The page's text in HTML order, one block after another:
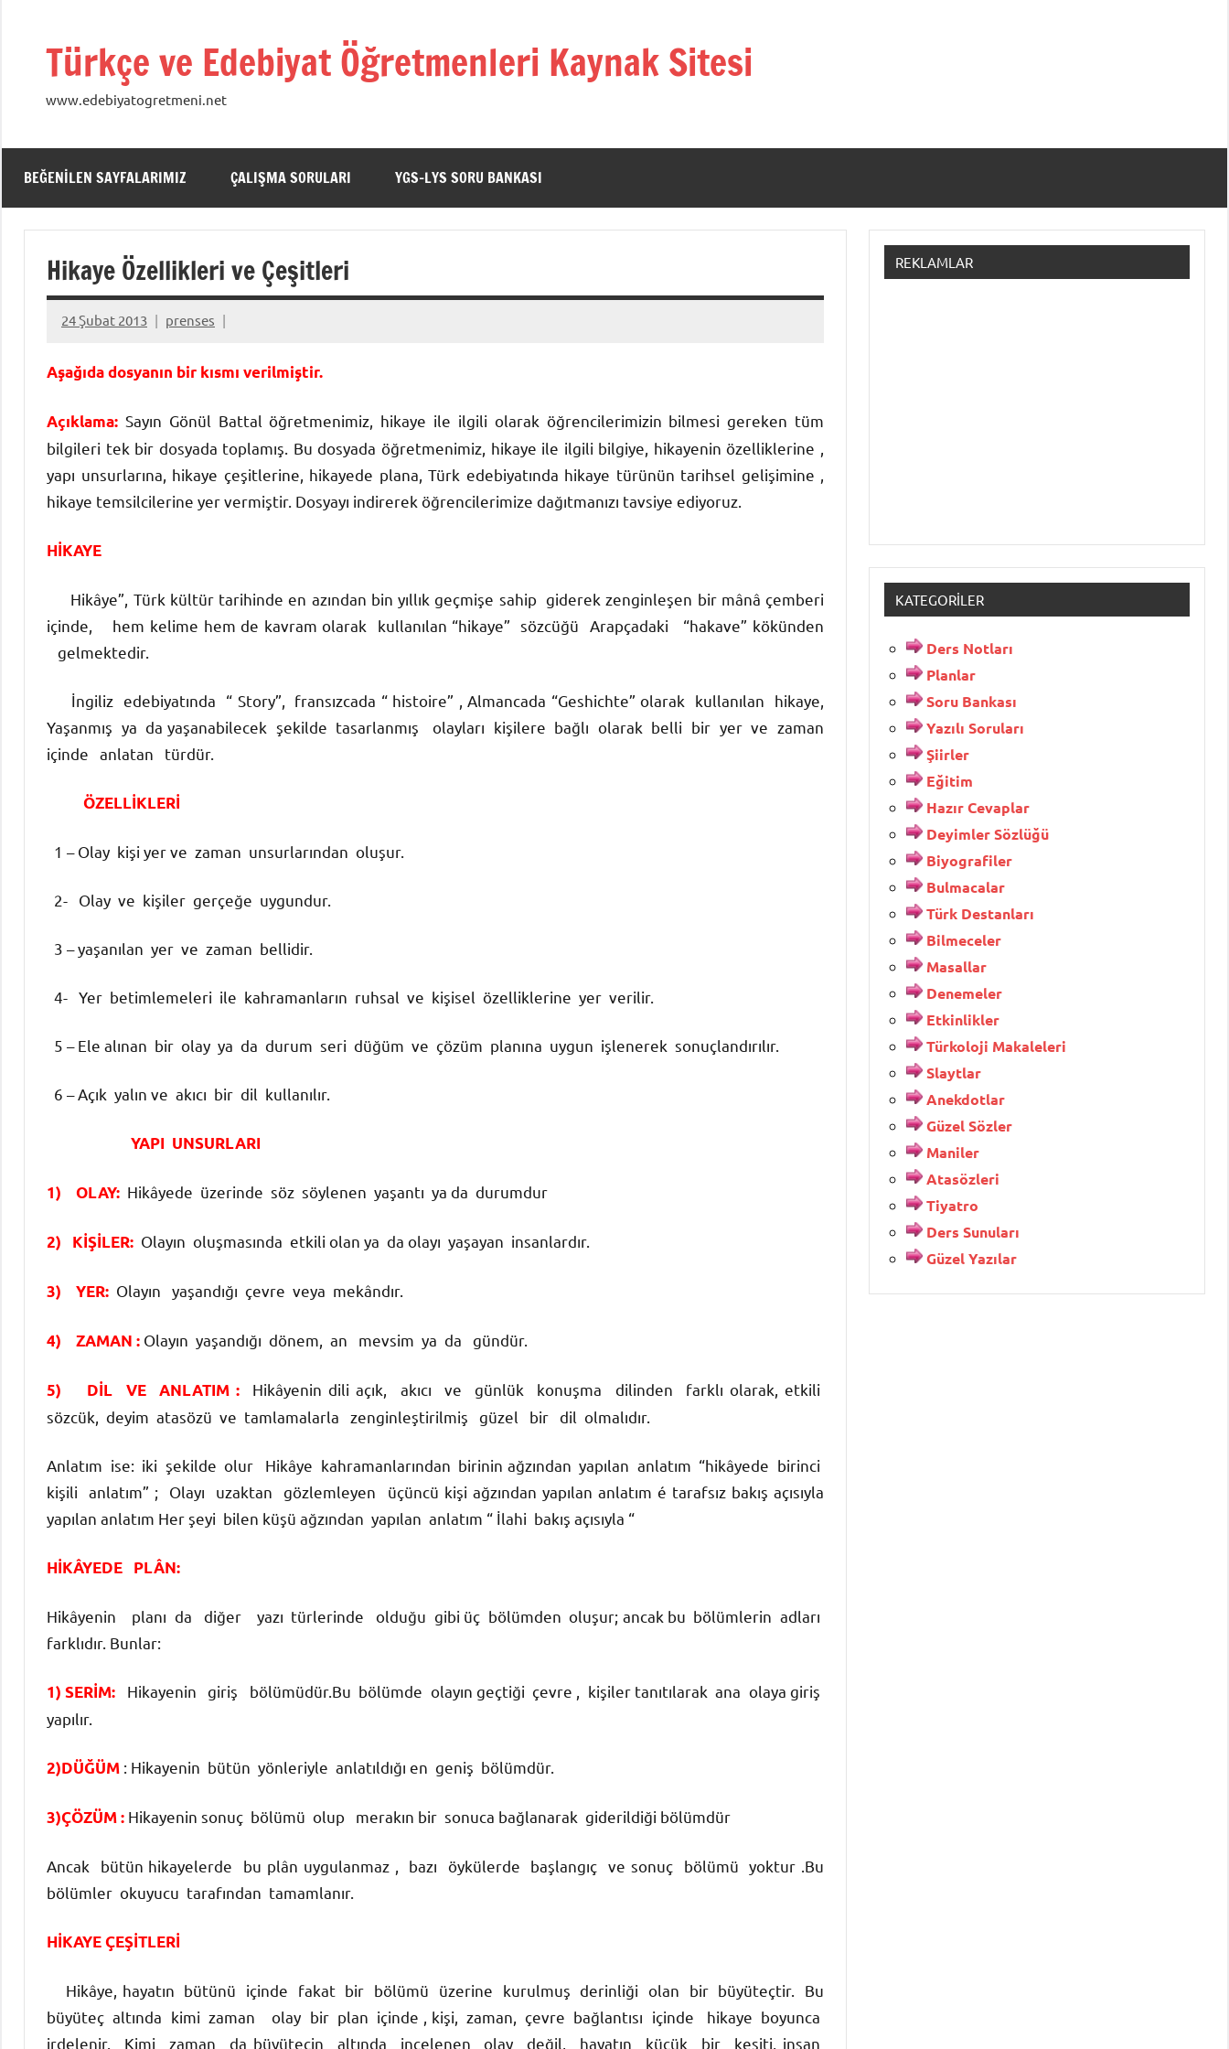
Türkçe ve Edebiyat Öğretmenleri Kaynak Sitesi
www.edebiyatogretmeni.net
BEĞENILEN SAYFALARIMIZ ÇALIŞMA SORULARI YGS-LYS SORU BANKASI
Hikaye Özellikleri ve Çeşitleri
24 Şubat 2013 prenses
Aşağıda dosyanın bir kısmı verilmiştir.
Açıklama: Sayın Gönül Battal öğretmenimiz, hikaye ile ilgili olarak öğrencilerimizin bilmesi gereken tüm
bilgileri tek bir dosyada toplamış. Bu dosyada öğretmenimiz, hikaye ile ilgili bilgiye, hikayenin özelliklerine ,
yapı unsurlarına, hikaye çeşitlerine, hikayede plana, Türk edebiyatında hikaye türünün tarihsel gelişimine ,
hikaye temsilcilerine yer vermiştir. Dosyayı indirerek öğrencilerimize dağıtmanızı tavsiye ediyoruz.
HİKAYE
Hikâye”, Türk kültür tarihinde en azından bin yıllık geçmişe sahip giderek zenginleşen bir mânâ çemberi
içinde, hem kelime hem de kavram olarak kullanılan “hikaye” sözcüğü Arapçadaki “hakave” kökünden
gelmektedir.
İngiliz edebiyatında “ Story”, fransızcada “ histoire” , Almancada “Geshichte” olarak kullanılan hikaye,
Yaşanmış ya da yaşanabilecek şekilde tasarlanmış olayları kişilere bağlı olarak belli bir yer ve zaman
içinde anlatan türdür.
ÖZELLİKLERİ
1 – Olay kişi yer ve zaman unsurlarından oluşur.
2- Olay ve kişiler gerçeğe uygundur.
3 – yaşanılan yer ve zaman bellidir.
4- Yer betimlemeleri ile kahramanların ruhsal ve kişisel özelliklerine yer verilir.
5 – Ele alınan bir olay ya da durum seri düğüm ve çözüm planına uygun işlenerek sonuçlandırılır.
6 – Açık yalın ve akıcı bir dil kullanılır.
YAPI UNSURLARI
1) OLAY: Hikâyede üzerinde söz söylenen yaşantı ya da durumdur
2) KİŞİLER: Olayın oluşmasında etkili olan ya da olayı yaşayan insanlardır.
3) YER: Olayın yaşandığı çevre veya mekândır.
4) ZAMAN : Olayın yaşandığı dönem, an mevsim ya da gündür.
5) DİL VE ANLATIM :
Hikâyenin dili açık, akıcı ve günlük konuşma dilinden farklı olarak, etkili
sözcük, deyim atasözü ve tamlamalarla zenginleştirilmiş güzel bir dil olmalıdır.
Anlatım ise: iki şekilde olur Hikâye kahramanlarından birinin ağzından yapılan anlatım “hikâyede birinci
kişili anlatım” ; Olayı uzaktan gözlemleyen üçüncü kişi ağzından yapılan anlatım é tarafsız bakış açısıyla
yapılan anlatım Her şeyi bilen küşü ağzından yapılan anlatım “ İlahi bakış açısıyla “
HİKÂYEDE PLÂN:
Hikâyenin planı da diğer yazı türlerinde olduğu gibi üç bölümden oluşur; ancak bu bölümlerin adları
farklıdır. Bunlar:
1) SERİM:
Hikayenin giriş bölümüdür.Bu bölümde olayın geçtiği çevre , kişiler tanıtılarak ana olaya giriş
yapılır.
2)DÜĞÜM : Hikayenin bütün yönleriyle anlatıldığı en geniş bölümdür.
3)ÇÖZÜM : Hikayenin sonuç bölümü olup merakın bir sonuca bağlanarak giderildiği bölümdür
Ancak bütün hikayelerde bu plân uygulanmaz , bazı öykülerde başlangıç ve sonuç bölümü yoktur .Bu
bölümler okuyucu tarafından tamamlanır.
HİKAYE ÇEŞİTLERİ
Hikâye, hayatın bütünü içinde fakat bir bölümü üzerine kurulmuş derinliği olan bir büyüteçtir. Bu
büyüteç altında kimi zaman olay bir plan içinde , kişi, zaman, çevre bağlantısı içinde hikaye boyunca
irdelenir. Kimi zaman da büyütecin altında incelenen olay değil, hayatın küçük bir kesiti, insan
REKLAMLAR
KATEGORILER
Ders Notları
Planlar
Soru Bankası
Yazılı Soruları
Şiirler
Eğitim
Hazır Cevaplar
Deyimler Sözlüğü
Biyografiler
Bulmacalar
Türk Destanları
Bilmeceler
Masallar
Denemeler
Etkinlikler
Türkoloji Makaleleri
Slaytlar
Anekdotlar
Güzel Sözler
Maniler
Atasözleri
Tiyatro
Ders Sunuları
Güzel Yazılar